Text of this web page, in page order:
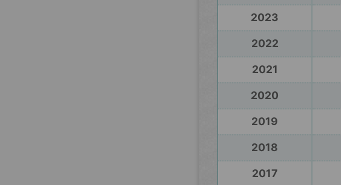
2023
2022
2021
2020
2019
2018
2017